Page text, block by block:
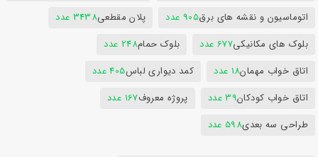
اتوماسیون و نقشه های برق905 عدد پلان مقطعی3438 عدد
بلوک های مکانیکی677 عدد بلوک حمام248 عدد
اتاق خواب مهمان18 عدد کمد دیواری لباس405 عدد
اتاق خواب کودکان39 عدد پروژه معروف167 عدد
طراحی سه بعدی598 عدد